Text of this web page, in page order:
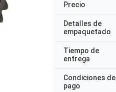
Precio
Detalles de
empaquetado
Tiempo de
entrega
Condiciones de
pago